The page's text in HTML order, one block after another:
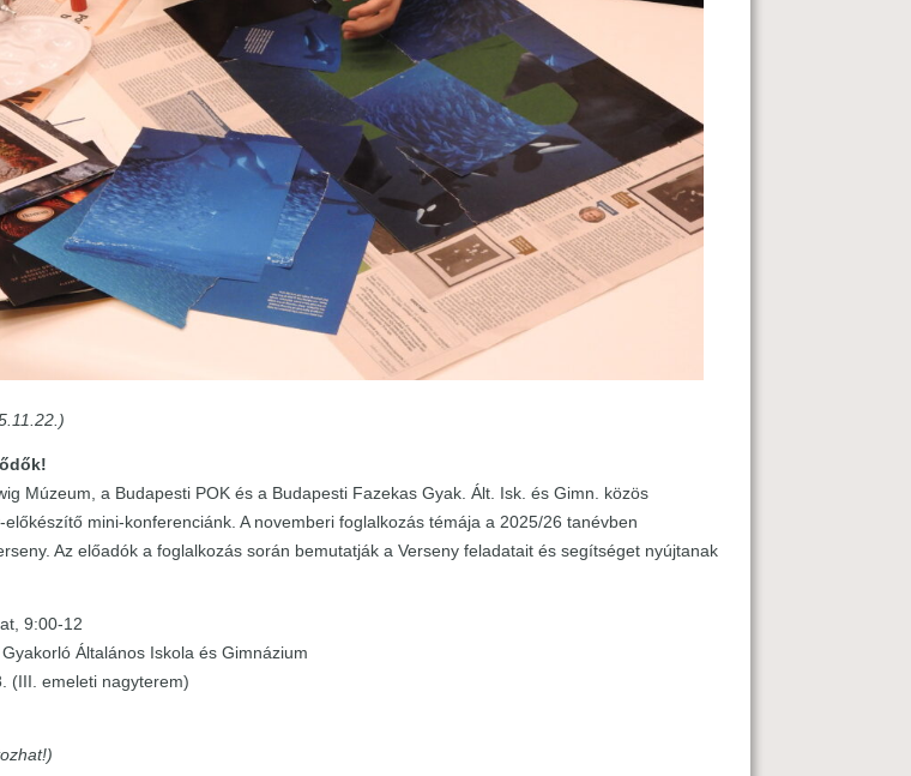
Múzeum, a Budapesti POK és a Budapesti Fazekas Gyak. Ált. Isk. és Gimn. közös
mini-konferenciánk. A novemberi foglalkozás témája a 2025/26 tanévben
Az előadók a foglalkozás során bemutatják a Verseny feladatait és segítséget nyújtanak
9:00-12
Általános Iskola és Gimnázium
(III. emeleti nagyterem)